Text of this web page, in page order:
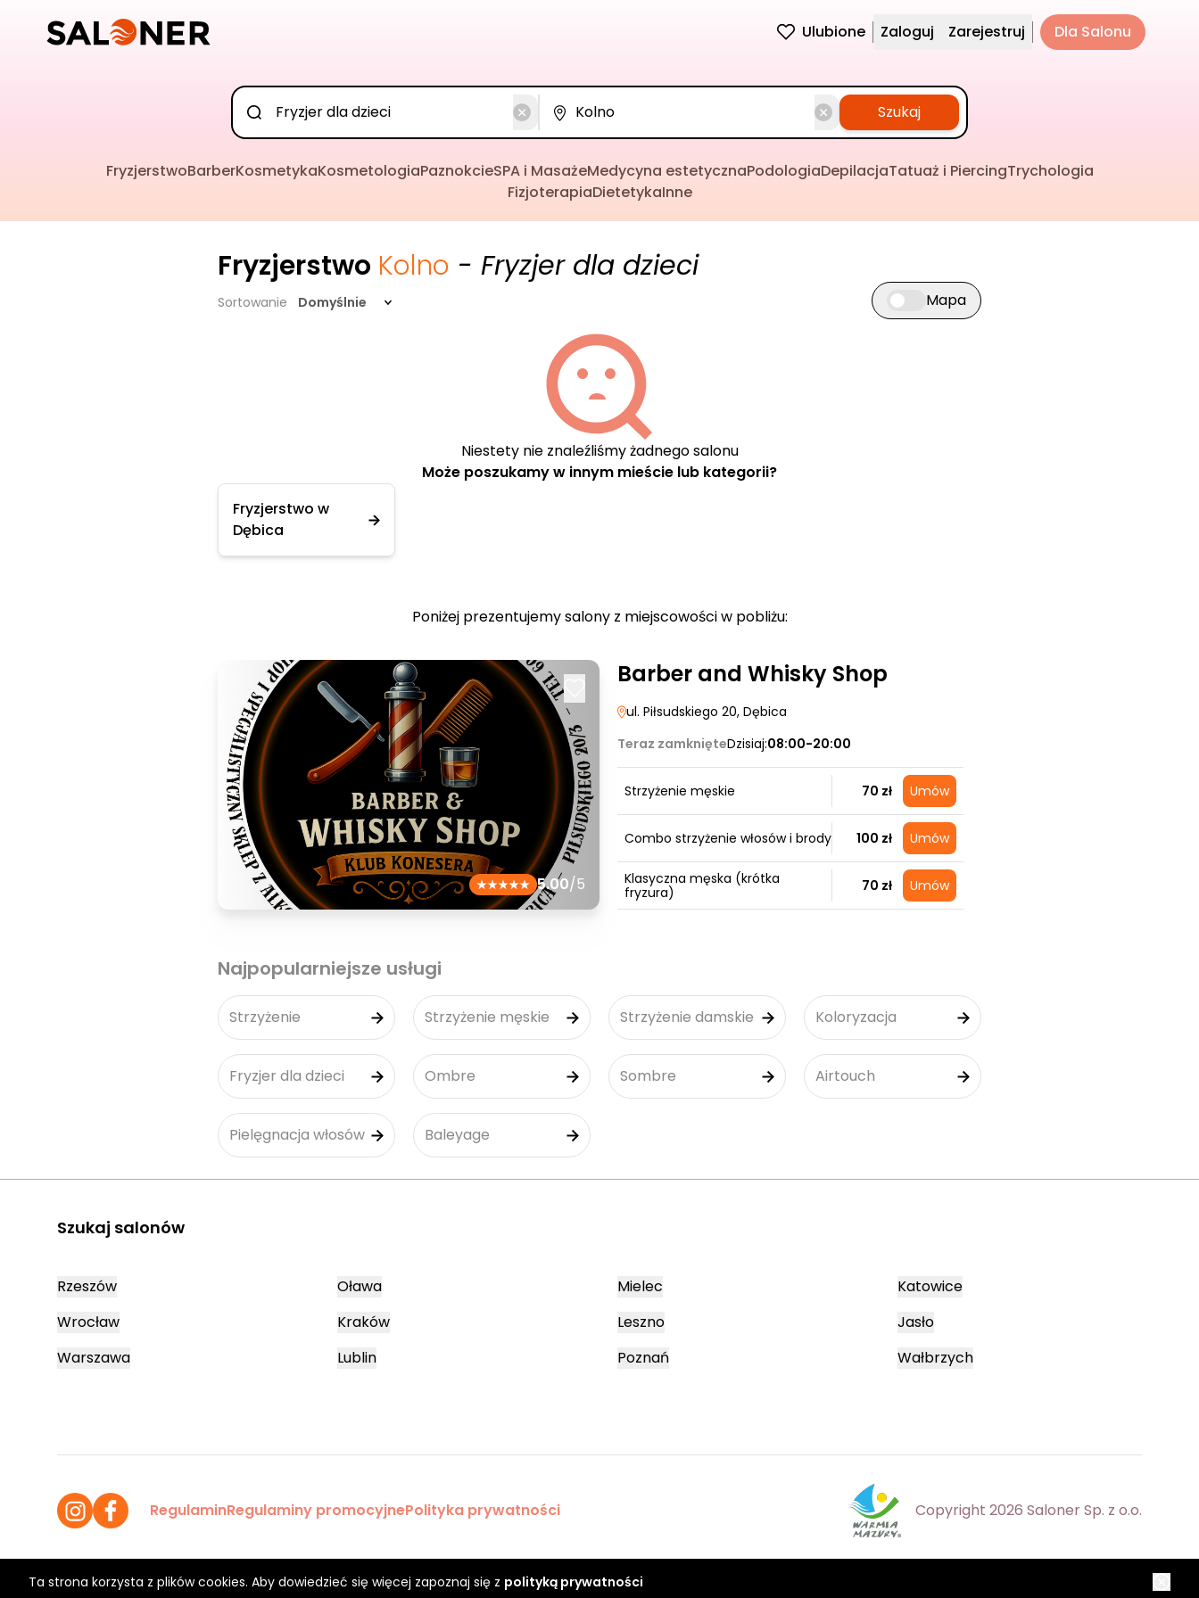
Ulubione Zaloguj Zarejestruj Dla Salonu
Szukaj
FryzjerstwoBarberKosmetykaKosmetologiaPaznokcieSPA i MasażeMedycyna estetycznaPodologiaDepilacjaTatuaż i PiercingTrychologia
FizjoterapiaDietetykaInne
Fryzjerstwo Kolno - Fryzjer dla dzieci
Sortowanie Domyślnie Przełącz widok mapy
Mapa
Niestety nie znaleźliśmy żadnego salonu
Może poszukamy w innym mieście lub kategorii?
Fryzjerstwo w
Dębica
Poniżej prezentujemy salony z miejscowości w pobliżu:
5.00/5
Barber and Whisky Shop
ul. Piłsudskiego 20, Dębica
Teraz zamknięteDzisiaj:08:00-20:00
Strzyżenie męskie 70 zł Umów
Combo strzyżenie włosów i brody 100 zł Umów
Klasyczna męska (krótka
fryzura)
70 zł Umów
Najpopularniejsze usługi
Strzyżenie Strzyżenie męskie Strzyżenie damskie Koloryzacja
Fryzjer dla dzieci Ombre Sombre Airtouch
Pielęgnacja włosów Baleyage
Ta strona korzysta z plików cookies. Aby dowiedzieć się więcej zapoznaj się z polityką prywatności
Szukaj salonów
Rzeszów
Wrocław
Warszawa
Oława
Kraków
Lublin
Mielec
Leszno
Poznań
Katowice
Jasło
Wałbrzych
RegulaminRegulaminy promocyjnePolityka prywatności Copyright 2026 Saloner Sp. z o.o.